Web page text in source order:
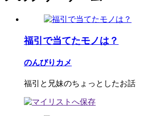
福引で当てたモノは？
のんびりカメ
福引と兄妹のちょっとしたお話